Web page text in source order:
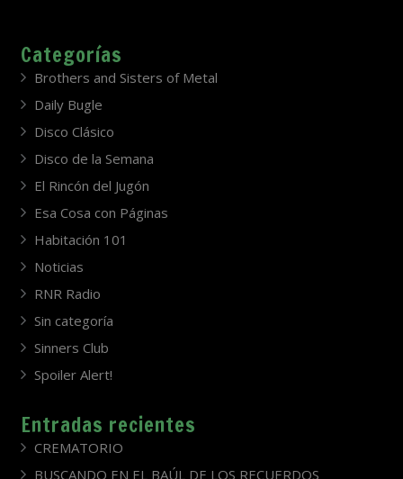
Categorías
Brothers and Sisters of Metal
Daily Bugle
Disco Clásico
Disco de la Semana
El Rincón del Jugón
Esa Cosa con Páginas
Habitación 101
Noticias
RNR Radio
Sin categoría
Sinners Club
Spoiler Alert!
Entradas recientes
CREMATORIO
BUSCANDO EN EL BAÚL DE LOS RECUERDOS